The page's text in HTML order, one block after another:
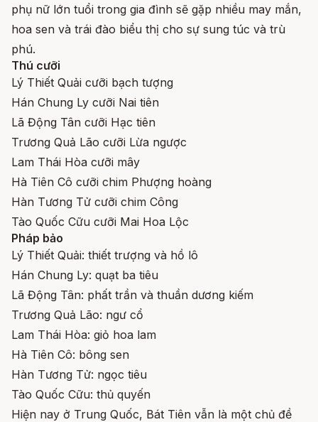
phụ nữ lớn tuổi trong gia đình sẽ gặp nhiều may mắn,
hoa sen và trái đào biểu thị cho sự sung túc và trù
phú.
Thú cưỡi
Lý Thiết Quải cưỡi bạch tượng
Hán Chung Ly cưỡi Nai tiên
Lã Động Tân cưỡi Hạc tiên
Trương Quả Lão cưỡi Lừa ngược
Lam Thái Hòa cưỡi mây
Hà Tiên Cô cưỡi chim Phượng hoàng
Hàn Tương Tử cưỡi chim Công
Tào Quốc Cữu cưỡi Mai Hoa Lộc
Pháp bảo
Lý Thiết Quải: thiết trượng và hồ lô
Hán Chung Ly: quạt ba tiêu
Lã Động Tân: phất trần và thuần dương kiếm
Trương Quả Lão: ngư cổ
Lam Thái Hòa: giỏ hoa lam
Hà Tiên Cô: bông sen
Hàn Tương Tử: ngọc tiêu
Tào Quốc Cữu: thủ quyến
Hiện nay ở Trung Quốc, Bát Tiên vẫn là một chủ đề